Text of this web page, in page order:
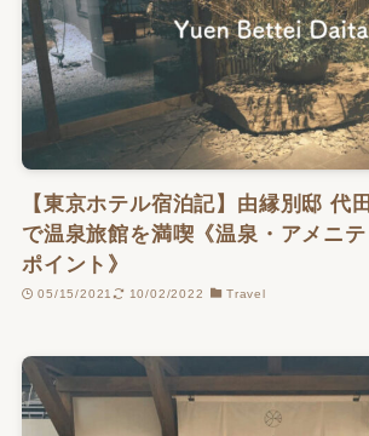
【東京ホテル宿泊記】由縁別邸 代
で温泉旅館を満喫《温泉・アメニ
ポイント》
05/15/2021 10/02/2022 Travel